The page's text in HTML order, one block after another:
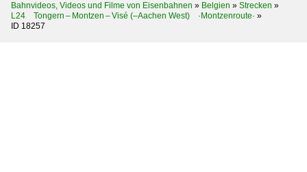
Bahnvideos, Videos und Filme von Eisenbahnen » Belgien » Strecken »
L24 Tongern – Montzen – Visé (–Aachen West) ·Montzenroute· »
ID 18257